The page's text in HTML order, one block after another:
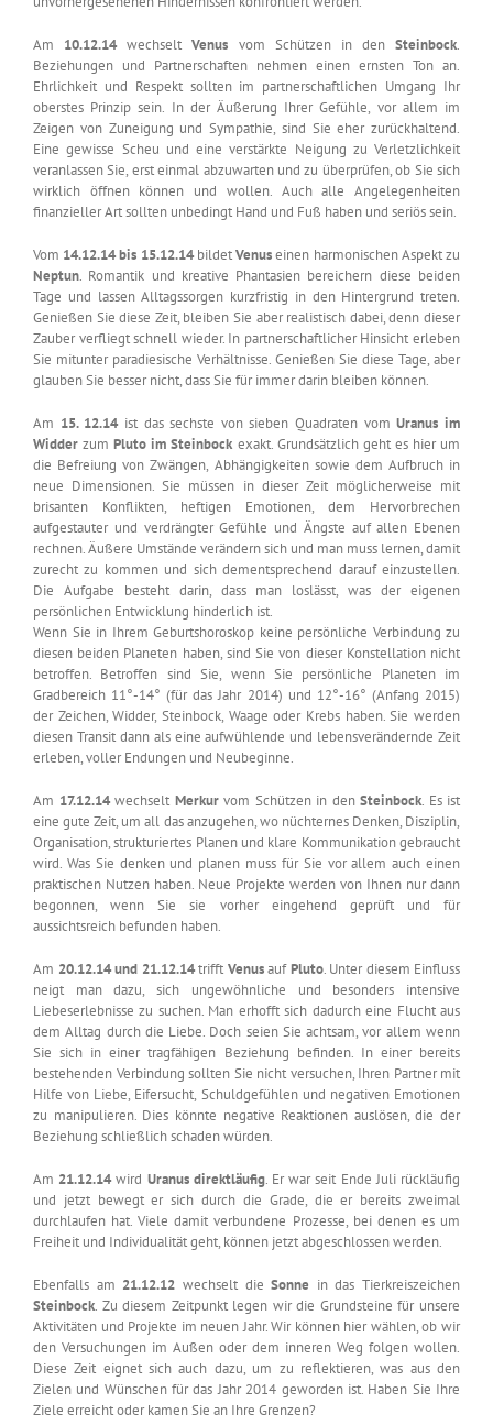
Am 10.12.14wechseltVenus vom Schützen in den Steinbock.
Beziehungen und Partnerschaften nehmen einen ernsten Ton an.
Ehrlichkeit und Respekt sollten im partnerschaftlichen Umgang Ihr
oberstes Prinzip sein. In der Äußerung Ihrer Gefühle, vor allem im
Zeigen von Zuneigung und Sympathie, sind Sie eher zurückhaltend.
Eine gewisse Scheu und eine verstärkte Neigung zu Verletzlichkeit
veranlassen Sie, erst einmal abzuwarten und zu überprüfen, ob Sie sich
wirklich öffnen können und wollen. Auch alle Angelegenheiten
finanzieller Art sollten unbedingt Hand und Fuß haben und seriös sein.
Vom 14.12.14 bis 15.12.14bildetVenuseinen harmonischen Aspekt zu
Neptun. Romantik und kreative Phantasien bereichern diese beiden
Tage und lassen Alltagssorgen kurzfristig in den Hintergrund treten.
Genießen Sie diese Zeit, bleiben Sie aber realistisch dabei, denn dieser
Zauber verfliegt schnell wieder. In partnerschaftlicher Hinsicht erleben
Sie mitunter paradiesische Verhältnisse. Genießen Sie diese Tage, aber
glauben Sie besser nicht, dass Sie für immer darin bleiben können.
Am 15. 12.14ist das sechste von sieben Quadraten vomUranus im
Widder zumPluto im Steinbock exakt. Grundsätzlich geht es hier um
die Befreiung von Zwängen, Abhängigkeiten sowie dem Aufbruch in
neue Dimensionen. Sie müssen in dieser Zeit möglicherweise mit
brisanten Konflikten, heftigen Emotionen, dem Hervorbrechen
aufgestauter und verdrängter Gefühle und Ängste auf allen Ebenen
rechnen. Äußere Umstände verändern sich und man muss lernen, damit
zurecht zu kommen und sich dementsprechend darauf einzustellen.
Die Aufgabe besteht darin, dass man loslässt, was der eigenen
persönlichen Entwicklung hinderlich ist.
Wenn Sie in Ihrem Geburtshoroskop keine persönliche Verbindung zu
diesen beiden Planeten haben, sind Sie von dieser Konstellation nicht
betroffen. Betroffen sind Sie, wenn Sie persönliche Planeten im
Gradbereich 11°-14° (für das Jahr 2014) und 12°-16° (Anfang 2015)
der Zeichen, Widder, Steinbock, Waage oder Krebs haben. Sie werden
diesen Transit dann als eine aufwühlende und lebensverändernde Zeit
erleben, voller Endungen und Neubeginne.
Am 17.12.14wechselt Merkurvom Schützen in den Steinbock. Es ist
eine gute Zeit, um all das anzugehen, wo nüchternes Denken, Disziplin,
Organisation, strukturiertes Planen und klare Kommunikation gebraucht
wird. Was Sie denken und planen muss für Sie vor allem auch einen
praktischen Nutzen haben. Neue Projekte werden von Ihnen nur dann
begonnen, wenn Sie sie vorher eingehend geprüft und für
aussichtsreich befunden haben.
Am 20.12.14 und 21.12.14trifft VenusaufPluto. Unter diesem Einfluss
neigt man dazu, sich ungewöhnliche und besonders intensive
Liebeserlebnisse zu suchen. Man erhofft sich dadurch eine Flucht aus
dem Alltag durch die Liebe. Doch seien Sie achtsam, vor allem wenn
Sie sich in einer tragfähigen Beziehung befinden. In einer bereits
bestehenden Verbindung sollten Sie nicht versuchen, Ihren Partner mit
Hilfe von Liebe, Eifersucht, Schuldgefühlen und negativen Emotionen
zu manipulieren. Dies könnte negative Reaktionen auslösen, die der
Beziehung schließlich schaden würden.
Am 21.12.14wird Uranus direktläufig. Er war seit Ende Juli rückläufig
und jetzt bewegt er sich durch die Grade, die er bereits zweimal
durchlaufen hat. Viele damit verbundene Prozesse, bei denen es um
Freiheit und Individualität geht, können jetzt abgeschlossen werden.
Ebenfalls am 21.12.12 wechselt dieSonne in das Tierkreiszeichen
Steinbock. Zu diesem Zeitpunkt legen wir die Grundsteine für unsere
Aktivitäten und Projekte im neuen Jahr. Wir können hier wählen, ob wir
den Versuchungen im Außen oder dem inneren Weg folgen wollen.
Diese Zeit eignet sich auch dazu, um zu reflektieren, was aus den
Zielen und Wünschen für das Jahr 2014 geworden ist. Haben Sie Ihre
Ziele erreicht oder kamen Sie an Ihre Grenzen?